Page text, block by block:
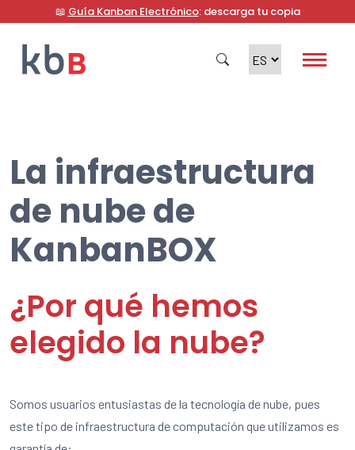
📖 Guía Kanban Electrónico: descarga tu copia
Buscar en
La infraestructura
de nube de
KanbanBOX
¿Por qué hemos
elegido la nube?
Somos usuarios entusiastas de la tecnología de nube, pues
este tipo de infraestructura de computación que utilizamos es